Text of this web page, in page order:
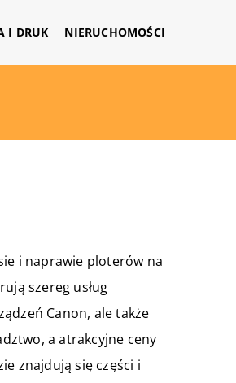
I DRUK NIERUCHOMOŚCI
i naprawie ploterów na
szereg usług
Canon, ale także
a atrakcyjne ceny
znajdują się części i